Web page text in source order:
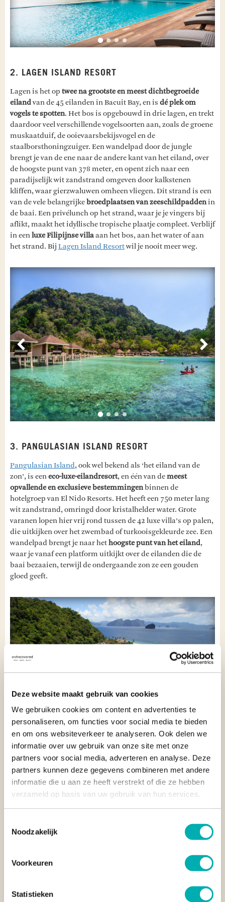
Deze website maakt gebruik van cookies
We gebruiken cookies om content en advertenties te
personaliseren, om functies voor social media te bieden
en om ons websiteverkeer te analyseren. Ook delen we
informatie over uw gebruik van onze site met onze
partners voor social media, adverteren en analyse. Deze
partners kunnen deze gegevens combineren met andere
informatie die u aan ze heeft verstrekt of die ze hebben
verzameld op basis van uw gebruik van hun services.
Noodzakelijk
Voorkeuren
Statistieken
2. LAGEN ISLAND RESORT
Lagen is het op twee na grootste en meest dichtbegroeide
eilandvan de 45 eilanden in Bacuit Bay, en is dé plek om
vogels te spotten. Het bos is opgebouwd in drie lagen, en trekt
daardoor veel verschillende vogelsoorten aan, zoals de groene
muskaatduif, de ooievaarsbekijsvogel en de
staalborsthoningzuiger. Een wandelpad door de jungle
brengt je van de ene naar de andere kant van het eiland, over
de hoogste punt van 378 meter, en opent zich naar een
paradijselijk wit zandstrand omgeven door kalkstenen
kliffen, waar gierzwaluwen omheen vliegen. Dit strand is een
van de vele belangrijkebroedplaatsen van zeeschildpaddenin
de baai. Een privélunch op het strand, waar je je vingers bij
aflikt, maakt het idyllische tropische plaatje compleet. Verblijf
in eenluxe Filipijnse villaaan het bos, aan het water of aan
het strand. Bij Lagen Island Resortwil je nooit meer weg.
Vorige
3. PANGULASIAN ISLAND RESORT
Pangulasian Island, ook wel bekend als ‘het eiland van de
zon’, is eeneco-luxe-eilandresort, en één van demeest
opvallende en exclusieve bestemmingenbinnen de
hotelgroep van El Nido Resorts. Het heeft een 750 meter lang
wit zandstrand, omringd door kristalhelder water. Grote
varanen lopen hier vrij rond tussen de 42 luxe villa’s op palen,
die uitkijken over het zwembad of turkooisgekleurde zee. Een
wandelpad brengt je naar hethoogste punt van het eiland,
waar je vanaf een platform uitkijkt over de eilanden die de
baai bezaaien, terwijl de ondergaande zon ze een gouden
gloed geeft.
Vorige
4. APULIT ISLAND RESORT
Avontuur lonkt opApulit Island Resort , dat momenteel helaas
privé-eiland en is het een paradijs voor liefhebbers van
avontuur. Beklim de 60 meter hoge kalkstenen klif en daal af
zeldzame zeedieren bij een Japans scheepswrak vlak bij het
strand, ga met een koplamp op pad in de verschillende
verschillende eilanden te hoppen en te snorkelen. De 50